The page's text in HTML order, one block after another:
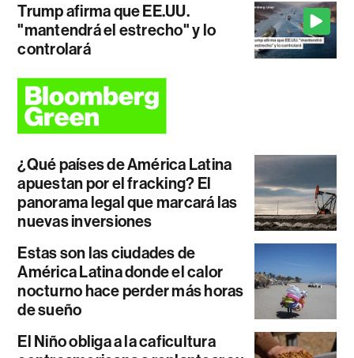
Trump afirma que EE.UU.
"mantendrá el estrecho" y lo
controlará
¿Qué países de América Latina
apuestan por el fracking? El
panorama legal que marcará las
nuevas inversiones
Estas son las ciudades de
América Latina donde el calor
nocturno hace perder más horas
de sueño
El Niño obliga a la caficultura